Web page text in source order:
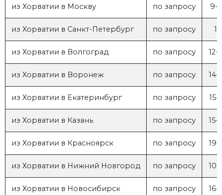
из Хорватии в Москву по запросу 9-
из Хорватии в Санкт-Петербург по запросу
из Хорватии в Волгоград по запросу 12-
из Хорватии в Воронеж по запросу 14-
из Хорватии в Екатеринбург по запросу 15-
из Хорватии в Казань по запросу 15-
из Хорватии в Красноярск по запросу 19-
из Хорватии в Нижний Новгород по запросу 10-
из Хорватии в Новосибирск по запросу 16-